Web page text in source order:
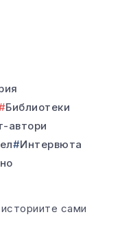
Библиотеки
автори
Интервюта
сами